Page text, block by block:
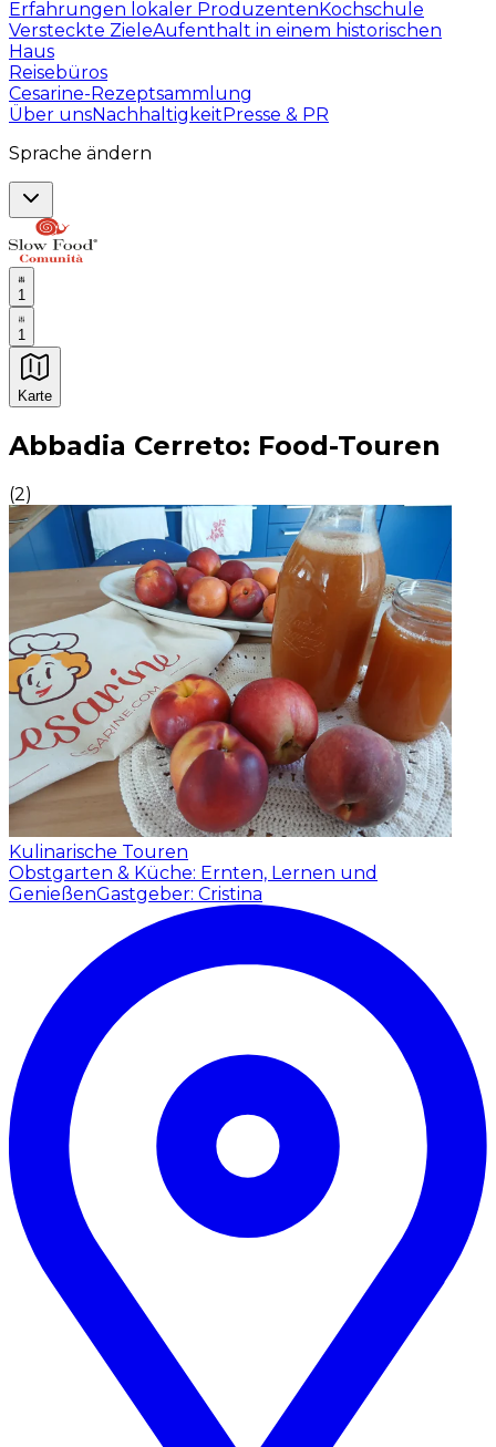
Erfahrungen lokaler ProduzentenKochschule
Versteckte ZieleAufenthalt in einem historischen
Haus
Reisebüros
Cesarine-Rezeptsammlung
Über unsNachhaltigkeitPresse & PR
Sprache ändern
1
1
Karte
Unvergessliche kulinarische Erlebnisse:
Abbadia Cerreto: Food-Touren
(2)
Kulinarische Touren
Obstgarten & Küche: Ernten, Lernen und
GenießenGastgeber: Cristina